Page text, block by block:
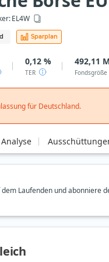
EL4W
Sparplan
0,12 %
TER
492,11
Fondsgröße
für Deutschland.
Analyse
dem Laufenden und abonniere